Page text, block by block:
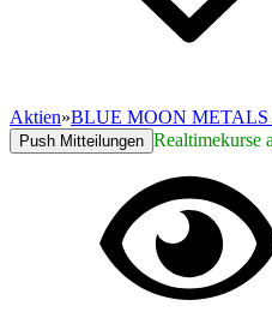
Aktien»BLUE MOON
Push Mitteilungen Realtimekurse